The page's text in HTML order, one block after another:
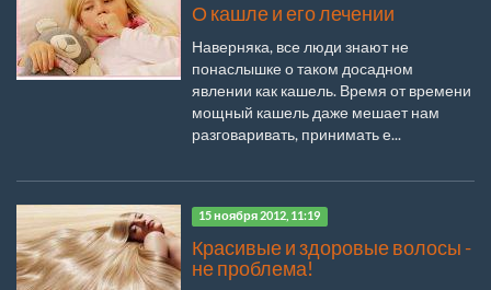
О кашле и его лечении
Наверняка, все люди знают не
понаслышке о таком досадном
явлении как кашель. Время от времени
мощный кашель даже мешает нам
разговаривать, принимать е...
15 ноября 2012, 11:19
Красивые и здоровые волосы -
не проблема!